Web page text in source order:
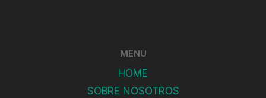
MENU
HOME
SOBRE NOSOTROS